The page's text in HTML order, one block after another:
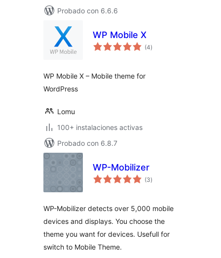
Probado con 6.6.6
WP Mobile X
(4valoraciones
en
)
WP Mobile X – Mobile theme for
WordPress
Lomu
100+ instalaciones activas
Probado con 6.8.7
WP-Mobilizer
(3valoraciones
en
)
WP-Mobilizer detects over 5,000 mobile
devices and displays. You choose the
theme you want for devices. Usefull for
switch to Mobile Theme.